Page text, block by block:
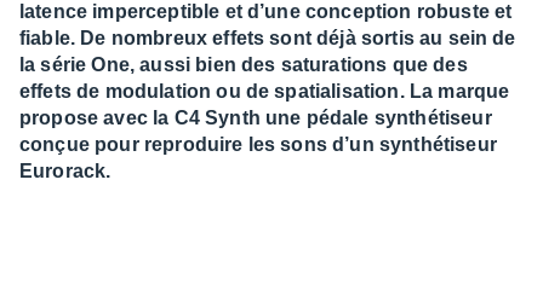
latence imperceptible et d’une conception robuste et
fiable. De nombreux effets sont déjà sortis au sein de
la série One, aussi bien des saturations que des
effets de modulation ou de spatialisation. La marque
propose avec la C4 Synth une pédale synthétiseur
conçue pour reproduire les sons d’un synthétiseur
Eurorack.